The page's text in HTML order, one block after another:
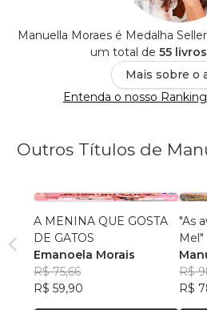
Manuella Moraes é Medalha
um total de 55
Mais sobre o
Entenda o nosso
Outros Títulos de
A MENINA QUE GOSTA
DE GATOS
Emanoela Morais
R$ 75,66
R$ 59,90
"As
Mel"
R$
R$